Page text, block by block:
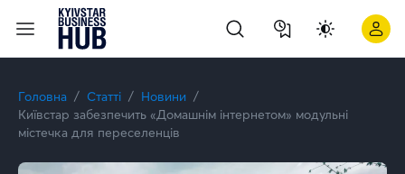
Головна Статті
Новини
Київстар забезпечить «Домашнім інтернетом» модульні
містечка для переселенців
Київстар надає клієнтам 50% знижку на послугу